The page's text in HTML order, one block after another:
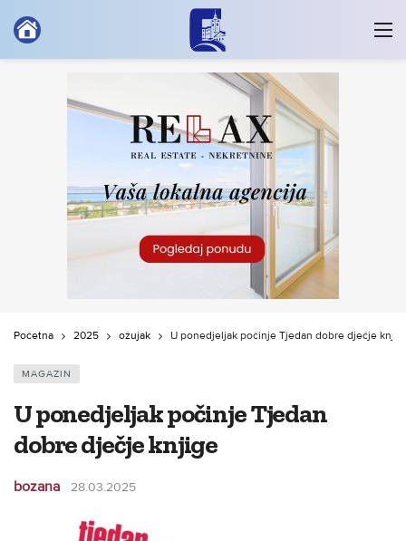
Početna 2025 ožujak U ponedjeljak počinje Tjedan dobre dječje
MAGAZIN
U ponedjeljak počinje Tjedan
dobre dječje knjige
bozana 28.03.2025